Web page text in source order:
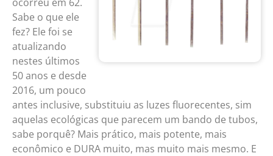
Sabe o que ele
fez? Ele foi se
atualizando
nestes últimos
50 anos e desde
2016, um pouco
antes inclusive, substituiu as luzes fluorecentes, sim
aquelas ecológicas que parecem um bando de tubos,
sabe porquê? Mais prático, mais potente, mais
econômico e DURA muito, mas muito mais mesmo. E